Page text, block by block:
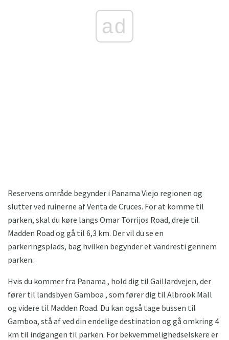
ad
Reservens område begynder i Panama Viejo regionen og
slutter ved ruinerne af Venta de Cruces. For at komme til
parken, skal du køre langs Omar Torrijos Road, dreje til
Madden Road og gå til 6,3 km. Der vil du se en
parkeringsplads, bag hvilken begynder et vandresti gennem
parken.
Hvis du kommer fra Panama , hold dig til Gaillardvejen, der
fører til landsbyen Gamboa , som fører dig til Albrook Mall
og videre til Madden Road. Du kan også tage bussen til
Gamboa, stå af ved din endelige destination og gå omkring 4
km til indgangen til parken. For bekvemmelighedselskere er